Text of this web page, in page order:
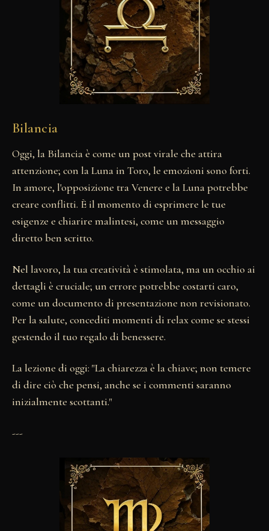
Bilancia
Oggi, la Bilancia è come un post virale che attira
attenzione; con la Luna in Toro, le emozioni sono forti.
In amore, l'opposizione tra Venere e la Luna potrebbe
creare conflitti. È il momento di esprimere le tue
esigenze e chiarire malintesi, come un messaggio
diretto ben scritto.
Nel lavoro, la tua creatività è stimolata, ma un occhio ai
dettagli è cruciale; un errore potrebbe costarti caro,
come un documento di presentazione non revisionato.
Per la salute, concediti momenti di relax come se stessi
gestendo il tuo regalo di benessere.
La lezione di oggi: "La chiarezza è la chiave; non temere
di dire ciò che pensi, anche se i commenti saranno
inizialmente scottanti."
---